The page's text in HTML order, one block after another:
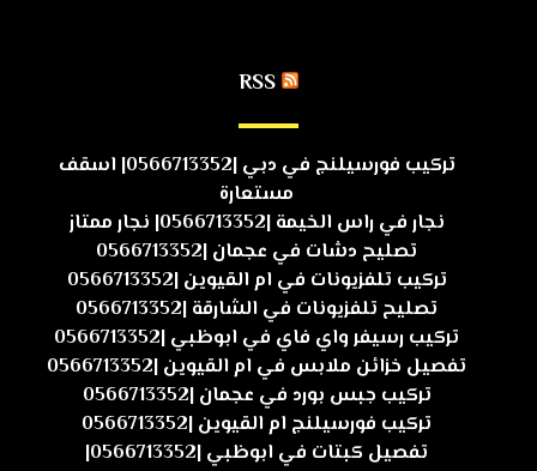
RSS
تركيب فورسيلنج في دبي |0566713352| اسقف
مستعارة
نجار في راس الخيمة |0566713352| نجار ممتاز
تصليح دشات في عجمان |0566713352
تركيب تلفزيونات في ام القيوين |0566713352
تصليح تلفزيونات في الشارقة |0566713352
تركيب رسيفر واي فاي في ابوظبي |0566713352
تفصيل خزائن ملابس في ام القيوين |0566713352
تركيب جبس بورد في عجمان |0566713352
تركيب فورسيلنج ام القيوين |0566713352
تفصيل كبتات في ابوظبي |0566713352|